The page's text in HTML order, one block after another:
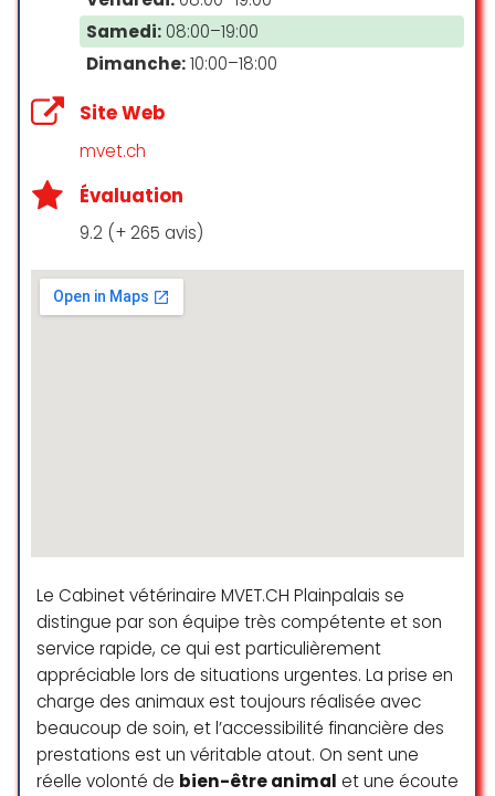
Samedi: 08:00–19:00
Dimanche:10:00–18:00
Site Web
mvet.ch
Évaluation
9.2 (+ 265 avis)
Le Cabinet vétérinaire MVET.CH Plainpalais se
distingue par son équipe très compétente et son
service rapide, ce qui est particulièrement
appréciable lors de situations urgentes. La prise en
charge des animaux est toujours réalisée avec
beaucoup de soin, et l’accessibilité financière des
prestations est un véritable atout. On sent une
réelle volonté de bien-être animal et une écoute